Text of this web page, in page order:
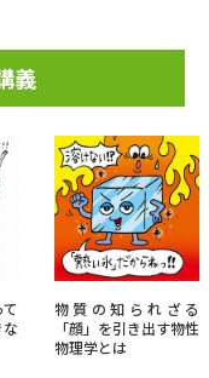
義
物質の知られざる
「顔」を引き出す物性
物理学とは